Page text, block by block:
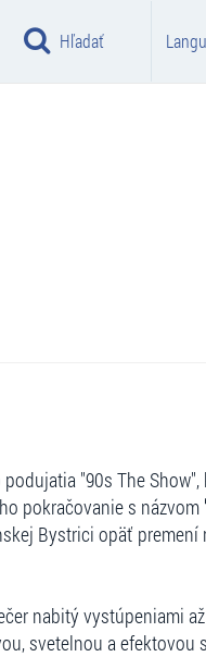
Hľadať
"90s The
pokračovanie s názvom
Bystrici opäť
nabitý vystúpeniami
svetelnou a efektovou